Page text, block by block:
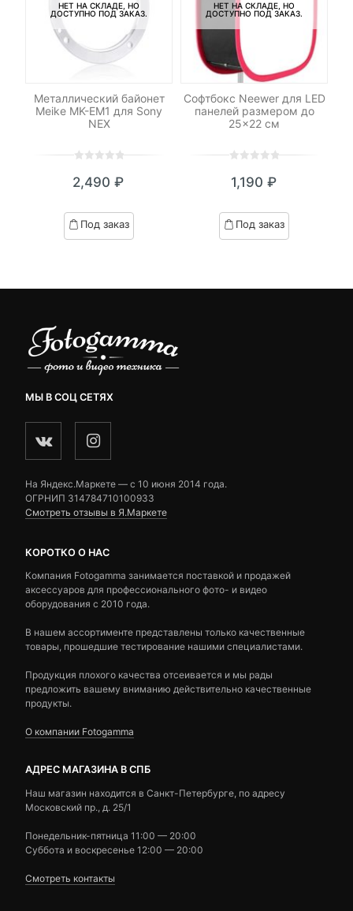
НЕТ НА СКЛАДЕ, НО
ДОСТУПНО ПОД ЗАКАЗ.
Металлический байонет
Meike MK-EM1 для Sony
NEX
out
based
on
2,490 ₽
Под заказ
НЕТ НА СКЛАДЕ, НО
ДОСТУПНО ПОД ЗАКАЗ.
Софтбокс Neewer для LED
панелей размером до
25×22 см
out
based
on
1,190 ₽
Под заказ
МЫ В СОЦ СЕТЯХ
На Яндекс.Маркете — c 10 июня 2014 года.
ОГРНИП 314784710100933
Смотреть отзывы в Я.Маркете
КОРОТКО О НАС
Компания Fotogamma занимается поставкой и продажей
аксессуаров для профессионального фото- и видео
оборудования с 2010 года.
В нашем ассортименте представлены только качественные
товары, прошедшие тестирование нашими специалистами.
Продукция плохого качества отсеивается и мы рады
предложить вашему вниманию действительно качественные
продукты.
О компании Fotogamma
АДРЕС МАГАЗИНА В СПБ
Наш магазин находится в Санкт-Петербурге, по адресу
Московский пр., д. 25/1
Понедельник-пятница 11:00 — 20:00
Суббота и воскресенье 12:00 — 20:00
Смотреть контакты